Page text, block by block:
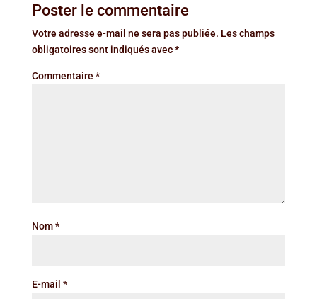
Poster le commentaire
Votre adresse e-mail ne sera pas publiée. Les champs
obligatoires sont indiqués avec*
Commentaire *
Nom*
E-mail *